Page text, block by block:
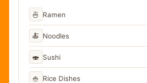
🍜 Ramen
🍝 Noodles
🍣 Sushi
🍚 Rice Dishes